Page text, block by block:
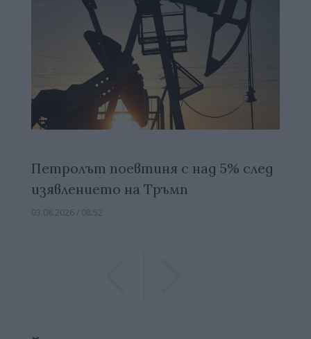
Петролът поевтиня с над 5% след
изявлението на Тръмп
03.08.2026 / 08:52